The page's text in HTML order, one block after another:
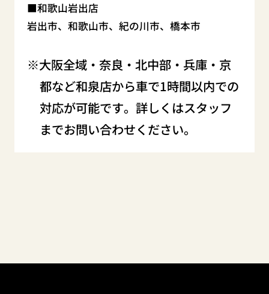
和歌山岩出店
岩出市、和歌山市、紀の川市、橋本市
大阪全域・奈良・北中部・兵庫・京
都など和泉店から車で1時間以内での
対応が可能です。詳しくはスタッフ
までお問い合わせください。